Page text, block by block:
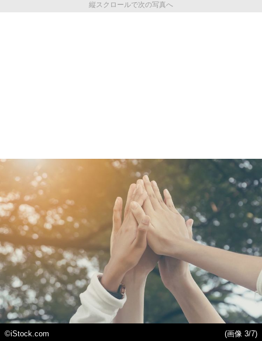
縦スクロールで次の写真へ
©iStock.com (画像 3/7)